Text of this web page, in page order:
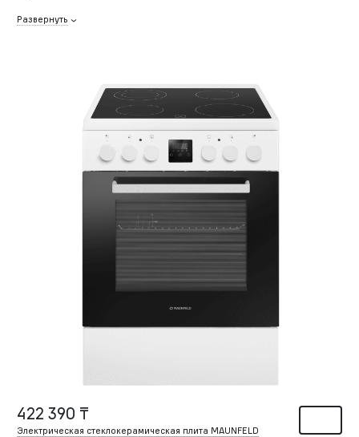
Развернуть
422 390 ₸
Электрическая стеклокерамическая плита MAUNFELD